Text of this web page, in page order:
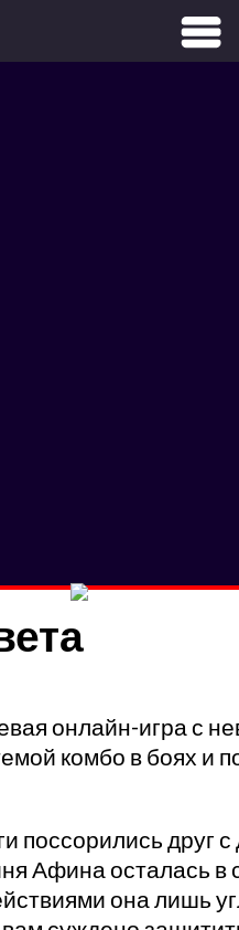
онлайн-игра с
комбо в боях и
поссорились друг
Афина осталась в
она лишь